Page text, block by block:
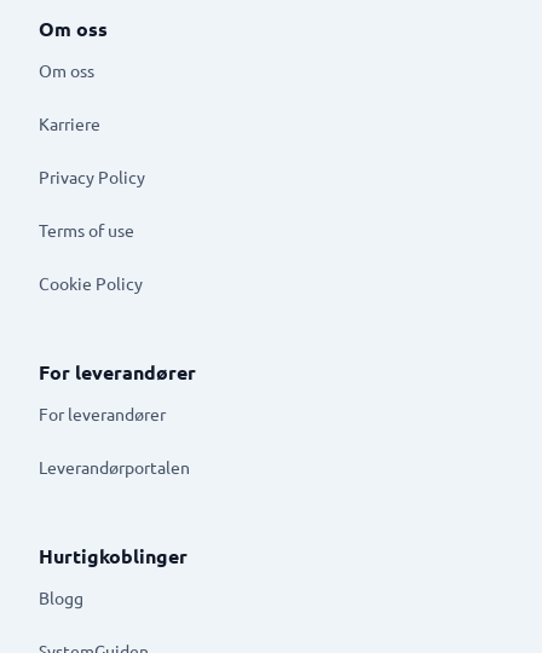
Om oss
Om oss
Karriere
Privacy Policy
Terms of use
Cookie Policy
For leverandører
For leverandører
Leverandørportalen
Hurtigkoblinger
Blogg